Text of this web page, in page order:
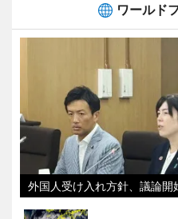
ワールド
外国人受け入れ方針、議論開